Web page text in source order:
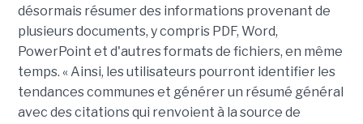
désormais résumer des informations provenant de
plusieurs documents, y compris PDF, Word,
PowerPoint et d'autres formats de fichiers, en même
temps. « Ainsi, les utilisateurs pourront identifier les
tendances communes et générer un résumé général
avec des citations qui renvoient à la source de